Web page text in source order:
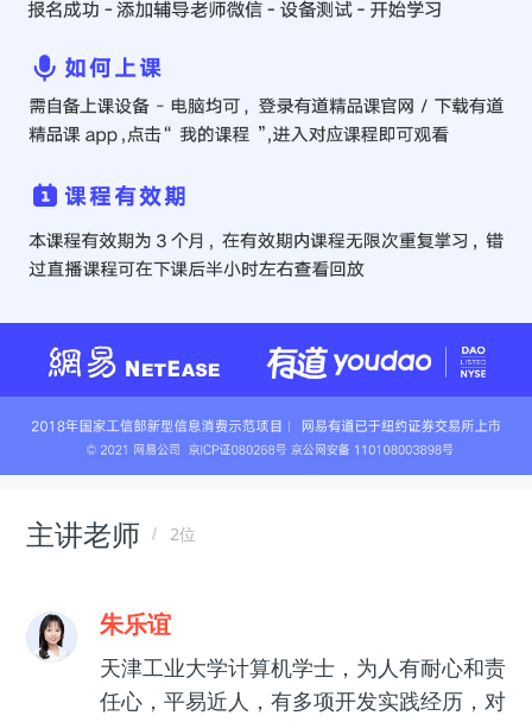
主讲老师 2位
朱乐谊
天津工业大学计算机学士，为人有耐心和责
任心，平易近人，有多项开发实践经历，对